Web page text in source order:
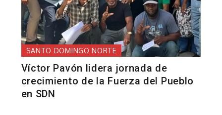
SANTO DOMINGO NORTE
Víctor Pavón lidera jornada de
crecimiento de la Fuerza del Pueblo
en SDN